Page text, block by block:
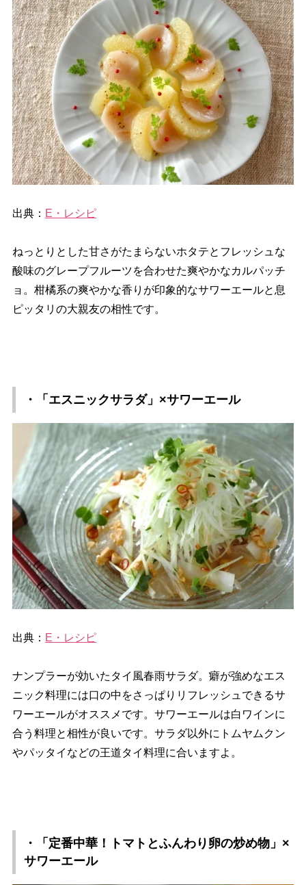
出典： E・レシピ
ねっとりとした甘さがたまらないホタテとフレッシュな
酸味のグレープフルーツを合わせた爽やかなカルパッチ
ョ。柑橘系の爽やかな香りが印象的なサワーエールと息
ピッタリの大親友の相性です。
・「エスニックサラダ」×サワーエール
出典： E・レシピ
ナンプラーが効いたタイ風春雨サラダ。癖が強めなエス
ニック料理には口の中をさっぱりリフレッシュできるサ
ワーエールがオススメです。サワーエールは白ワインに
合う料理と相性が良いです。サラダ以外にトムヤムクン
パッタイなどの王道タイ料理に合いますよ。
・「定番中華！トマトとふんわり卵の炒め物」×
サワーエール